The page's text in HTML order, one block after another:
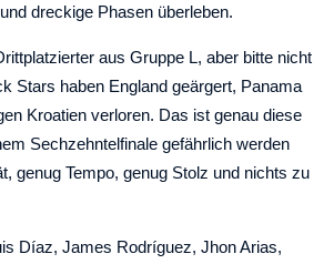
dreckige Phasen überleben.
aus Gruppe L, aber bitte nicht
Stars haben England geärgert, Panama
Kroatien verloren. Das ist genau diese
Sechzehntelfinale gefährlich werden
genug Tempo, genug Stolz und nichts zu
Díaz, James Rodríguez, Jhon Arias,